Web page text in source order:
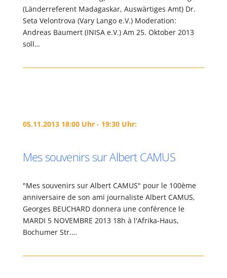
(Länderreferent Madagaskar, Auswärtiges Amt) Dr.
Seta Velontrova (Vary Lango e.V.) Moderation:
Andreas Baumert (INISA e.V.) Am 25. Oktober 2013
soll…
05.11.2013 18:00 Uhr - 19:30 Uhr:
Mes souvenirs sur Albert CAMUS
"Mes souvenirs sur Albert CAMUS" pour le 100ème
anniversaire de son ami journaliste Albert CAMUS,
Georges BEUCHARD donnera une conférence le
MARDI 5 NOVEMBRE 2013 18h à l'Afrika-Haus,
Bochumer Str.…